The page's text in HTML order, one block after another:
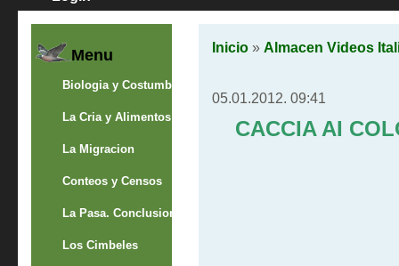
Menu
Biologia y Costumbres
La Cria y Alimentos
La Migracion
Conteos y Censos
La Pasa. Conclusion
Los Cimbeles
Inicio» Almacen Videos
05.01.2012. 09:41
CACCIA AI